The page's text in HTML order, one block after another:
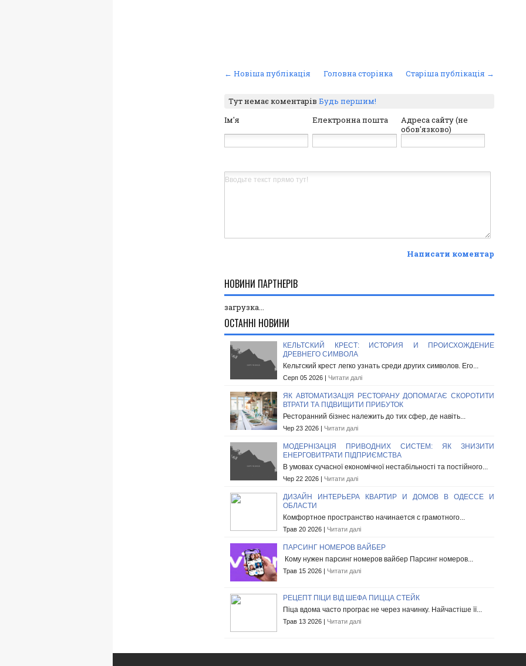
← Новіша публікація Старіша публікація →
Головна сторінка
Тут немає коментарів Будь першим!
Ім'я
Електронна пошта
Адреса сайту (не
обов'язково)
Написати коментар
НОВИНИ ПАРТНЕРІВ
загрузка...
ОСТАННІ НОВИНИ
КЕЛЬТСКИЙ КРЕСТ: ИСТОРИЯ И ПРОИСХОЖДЕНИЕ
ДРЕВНЕГО СИМВОЛА
Кельтский крест легко узнать среди других символов. Его...
Серп 05 2026 | Читати далі
ЯК АВТОМАТИЗАЦІЯ РЕСТОРАНУ ДОПОМАГАЄ СКОРОТИТИ
ВТРАТИ ТА ПІДВИЩИТИ ПРИБУТОК
Ресторанний бізнес належить до тих сфер, де навіть...
Чер 23 2026 | Читати далі
МОДЕРНІЗАЦІЯ ПРИВОДНИХ СИСТЕМ: ЯК ЗНИЗИТИ
ЕНЕРГОВИТРАТИ ПІДПРИЄМСТВА
В умовах сучасної економічної нестабільності та постійного...
Чер 22 2026 | Читати далі
ДИЗАЙН ИНТЕРЬЕРА КВАРТИР И ДОМОВ В ОДЕССЕ И
ОБЛАСТИ
Комфортное пространство начинается с грамотного...
Трав 20 2026 | Читати далі
ПАРСИНГ НОМЕРОВ ВАЙБЕР
Кому нужен парсинг номеров вайбер Парсинг номеров...
Трав 15 2026 | Читати далі
РЕЦЕПТ ПІЦИ ВІД ШЕФА ПИЦЦА СТЕЙК
Піца вдома часто програє не через начинку. Найчастіше її...
Трав 13 2026 | Читати далі